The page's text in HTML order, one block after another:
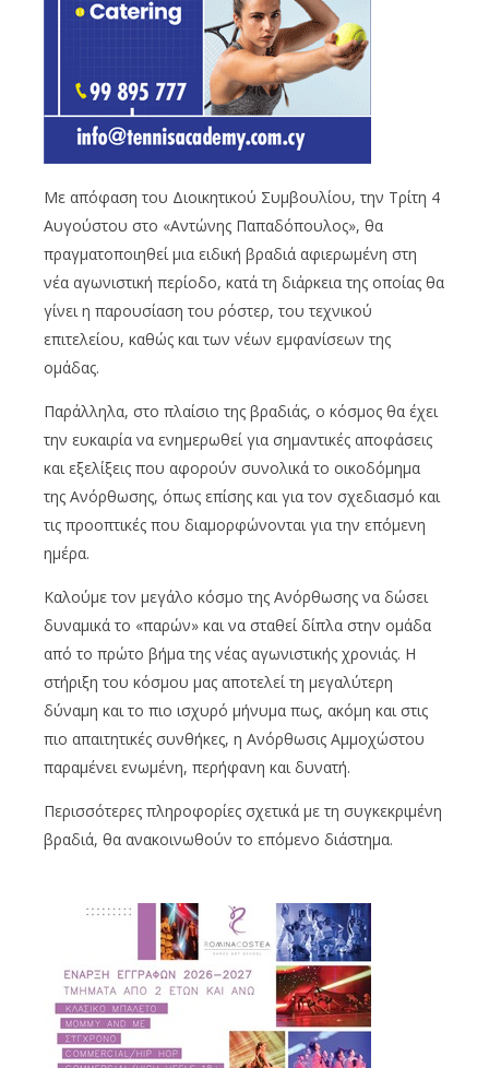
Με απόφαση του Διοικητικού Συμβουλίου, την Τρίτη 4
Αυγούστου στο «Αντώνης Παπαδόπουλος», θα
πραγματοποιηθεί μια ειδική βραδιά αφιερωμένη στη
νέα αγωνιστική περίοδο, κατά τη διάρκεια της οποίας θα
γίνει η παρουσίαση του ρόστερ, του τεχνικού
επιτελείου, καθώς και των νέων εμφανίσεων της
ομάδας.
Παράλληλα, στο πλαίσιο της βραδιάς, ο κόσμος θα έχει
την ευκαιρία να ενημερωθεί για σημαντικές αποφάσεις
και εξελίξεις που αφορούν συνολικά το οικοδόμημα
της Ανόρθωσης, όπως επίσης και για τον σχεδιασμό και
τις προοπτικές που διαμορφώνονται για την επόμενη
ημέρα.
Καλούμε τον μεγάλο κόσμο της Ανόρθωσης να δώσει
δυναμικά το «παρών» και να σταθεί δίπλα στην ομάδα
από το πρώτο βήμα της νέας αγωνιστικής χρονιάς. Η
στήριξη του κόσμου μας αποτελεί τη μεγαλύτερη
δύναμη και το πιο ισχυρό μήνυμα πως, ακόμη και στις
πιο απαιτητικές συνθήκες, η Ανόρθωσις Αμμοχώστου
παραμένει ενωμένη, περήφανη και δυνατή.
Περισσότερες πληροφορίες σχετικά με τη συγκεκριμένη
βραδιά, θα ανακοινωθούν το επόμενο διάστημα.